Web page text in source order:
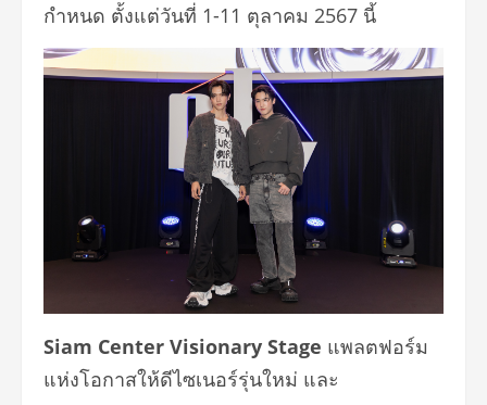
กำหนด ตั้งแต่วันที่ 1-11 ตุลาคม 2567 นี้
Siam Center Visionary Stage แพลตฟอร์ม
แห่งโอกาสให้ดีไซเนอร์รุ่นใหม่ และ